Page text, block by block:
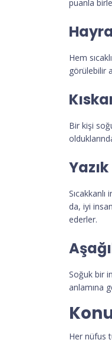
puanla
Hem
görülebilir
Bir kişi
Yazık
da, iyi
ederler.
Soğuk bir
anlamına
Her nüfus